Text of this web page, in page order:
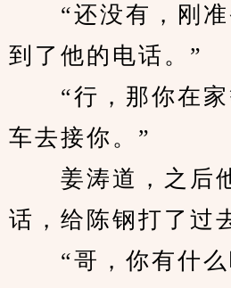
“还没有，刚准
到了他的电话。”
“行，那你在家
车去接你。”
姜涛道，之后
话，给陈钢打了过
“哥，你有什么